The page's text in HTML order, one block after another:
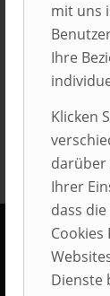
mit uns
Ihre
Klicken
darüber
Ihrer
dass
Dienste
Eintrag